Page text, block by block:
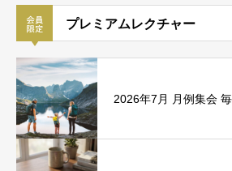
プレミアムレクチャー
2026年7月 月例集会